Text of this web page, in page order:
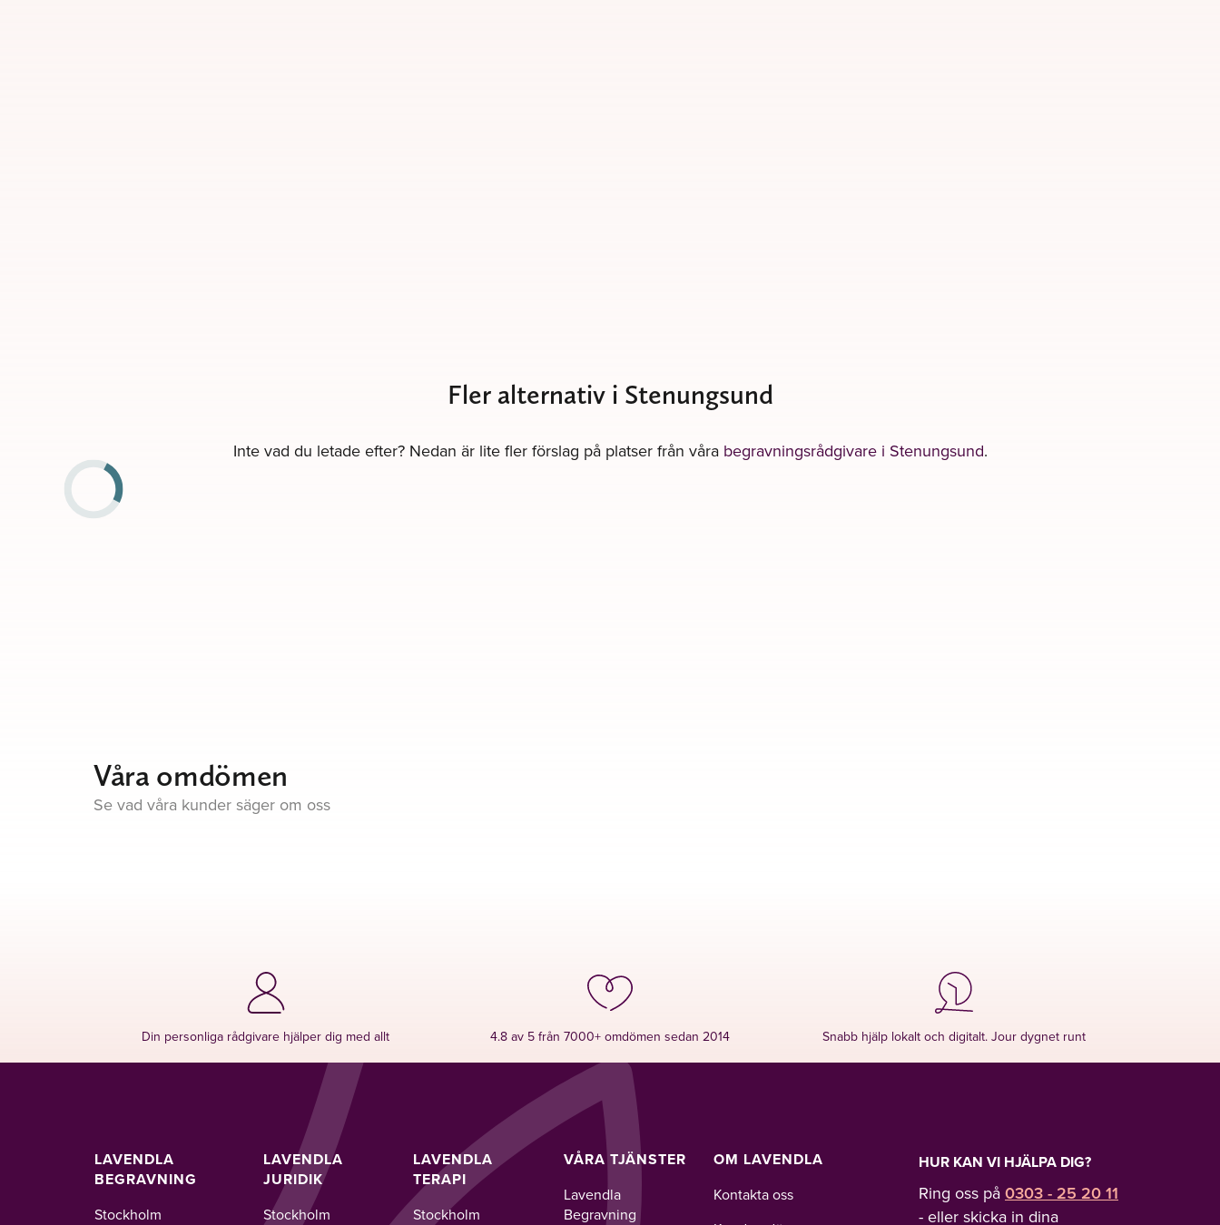
Fler alternativ i Stenungsund
Inte vad du letade efter? Nedan är lite fler förslag på platser från våra begravningsrådgivare i Stenungsund.
Våra omdömen
Se vad våra kunder säger om oss
Din personliga rådgivare hjälper dig med allt 4.8 av 5 från 7000+ omdömen sedan 2014 Snabb hjälp lokalt och digitalt. Jour dygnet runt
LAVENDLA
BEGRAVNING
Stockholm
LAVENDLA
JURIDIK
Stockholm
LAVENDLA
TERAPI
Stockholm
VÅRA TJÄNSTER
Lavendla
Begravning
OM LAVENDLA
Kontakta oss
HUR KAN VI HJÄLPA DIG?
Ring oss på 0303 - 25 20 11
- eller skicka in dina